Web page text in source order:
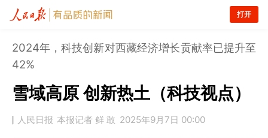
打开
2024年，科技创新对西藏经济增长贡献率已提升至
42%
雪域高原 创新热土（科技视点）
人民日报 本报记者 鲜 敢 2025年9月7日 00:00